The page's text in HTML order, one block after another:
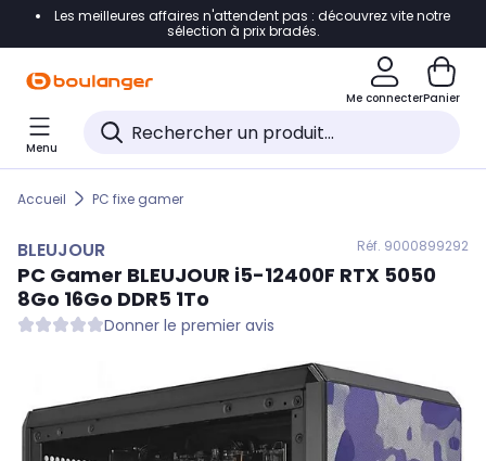
Accéder directement à la navigation
Accéder directement au pied de page
Accéder directement au chatbot
Les meilleures affaires n'attendent pas : découvrez vite notre
sélection à prix bradés.
Me connecterPanier
Menu
Accueil PC fixe gamer
BLEUJOUR Réf. 9000899292
PC Gamer BLEUJOUR i5-12400F RTX 5050
8Go 16Go DDR5 1To
Donner le premier avis